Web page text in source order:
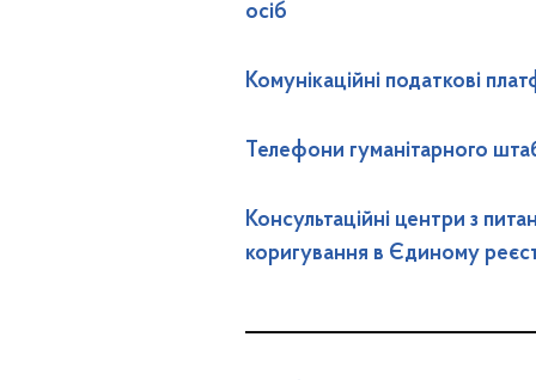
осіб
Комунікаційні податкові
Телефони гуманітарного
Консультаційні центри з
коригування в Єдиному